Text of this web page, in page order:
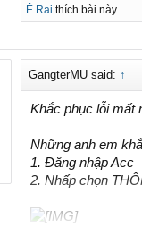
Ê Rai thích bài này.
GangterMU said: ↑
Khắc phục lỗi mất
Những anh em
1. Đăng nhập Acc
2. Nhấp chọn